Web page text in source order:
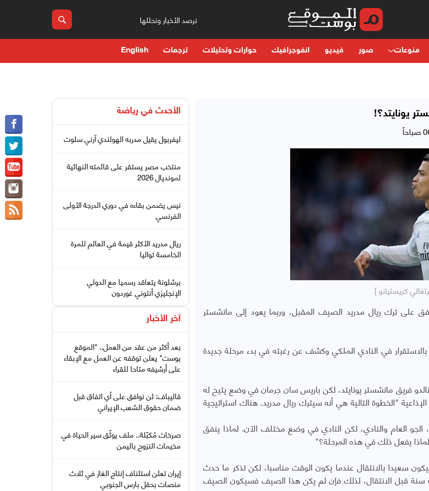
نرصد الأخبار ونحللها
منوعات صور فيديو انفوجرافيك حوارات وتحليلات ترجمات English
يونايتد؟!
كريستيانو ]
على ترك ريال مدريد الصيف المقبل، وربما يعود إلى مانشستر
في النادي الملكي وكشف عن رغبته في بدء مرحلة جديدة
فريق مانشستر يونايتد، لكن باريس سان جرمان في وضع يتيح له
"الخطوة التالية هي أنه سيترك ريال مدريد. هناك استراتيجية
العام والنادي، لكن النادي في وضع مختلف الآن. لماذا ينفق
سعيدا بالانتقال عندما يكون الوقت مناسبا، لكن تذكر ما حدث
سنة قبل الانتقال، لذلك فإن لم يكن هذا الصيف فسيكون الصيف
الأحدث في رياضة
ليفربول يقيل مدربه الهولندي آرني سلوت
منتخب مصر يستقر على قائمته النهائية
لمونديال 2026
نيس يضمن بقاءه في دوري الدرجة الأولى
الفرنسي
ريال مدريد الأكثر قيمة في العالم للمرة
الخامسة تواليا
برشلونة يتعاقد رسميا مع الدولي
الإنجليزي أنتوني غوردون
آخر الأخبار
بعد أكثر من عقد من العمل.. "الموقع
بوست" يعلن توقفه عن العمل مع الإبقاء
على أرشيفه متاحا للقراء
قاليباف: لن نوافق على أي اتفاق قبل
ضمان حقوق الشعب الإيراني
صرخات مُكبّلة.. ملف يوثّق سير الحياة في
مخيمات النزوح باليمن
إيران تعلن استئناف إنتاج الغاز في ثلاث
منصات بحقل بارس الجنوبي